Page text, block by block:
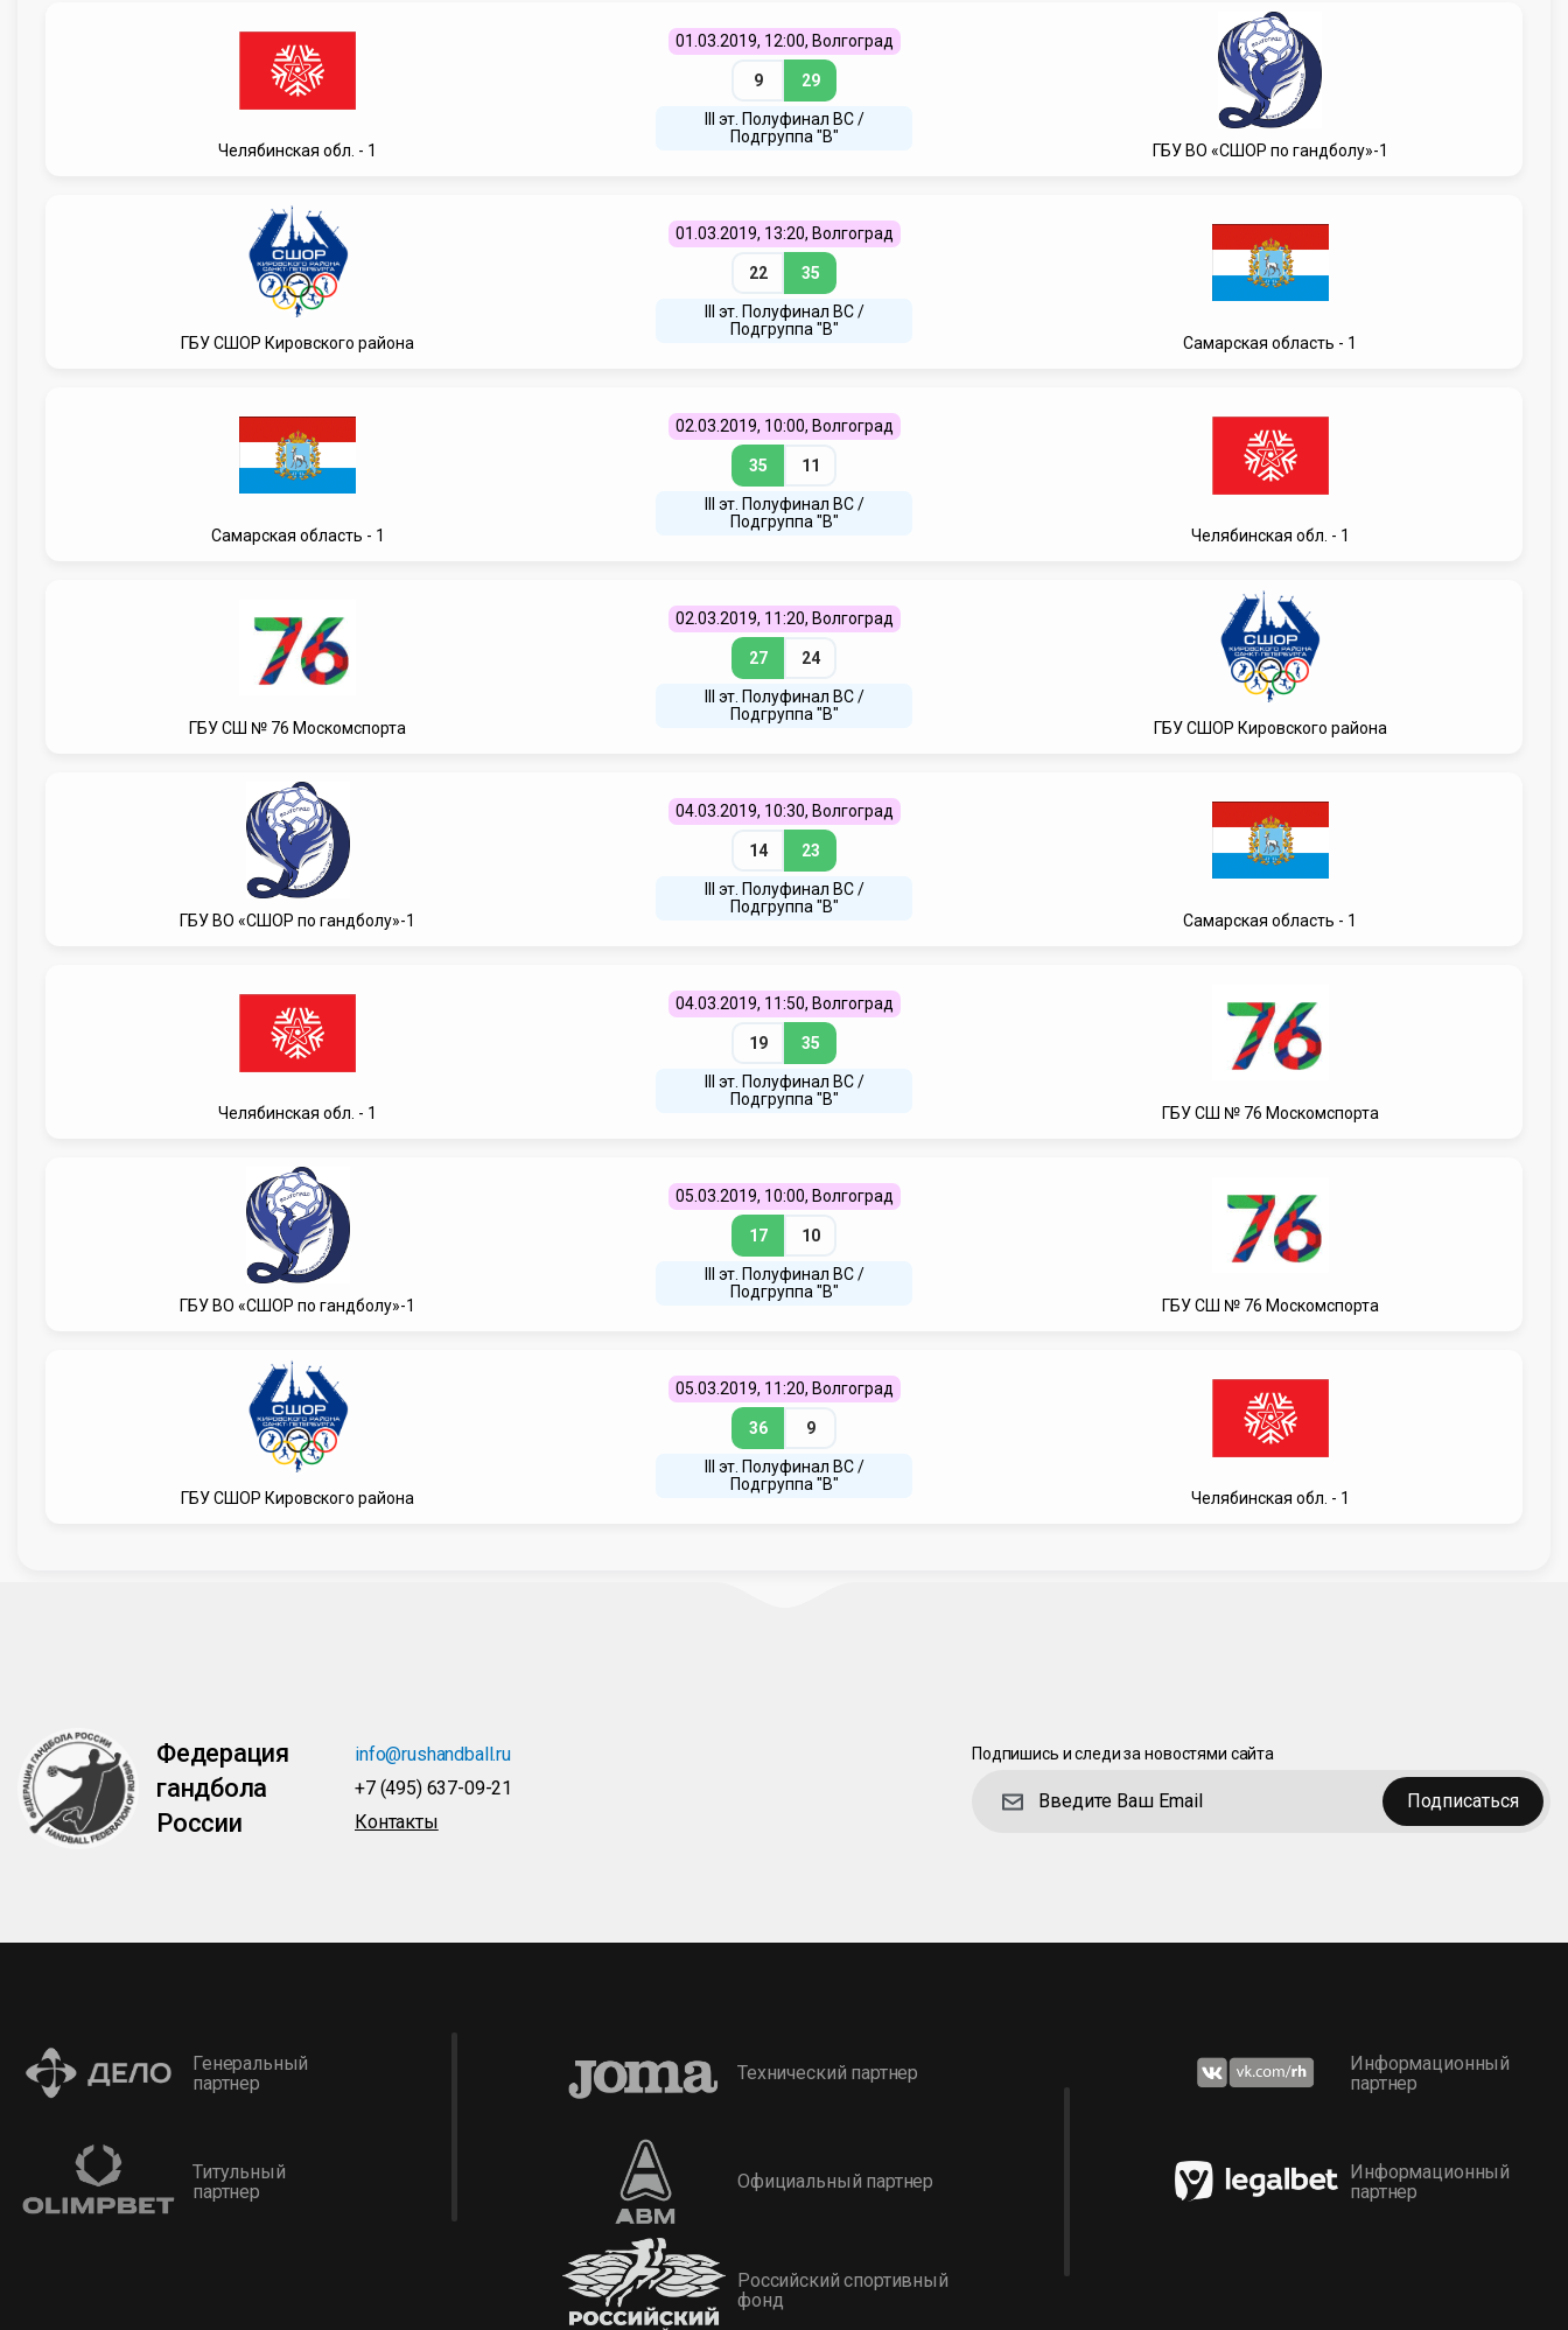
Челябинская обл. - 1
01.03.2019, 12:00, Волгоград
9 29
III эт. Полуфинал ВC /
Подгруппа "В"
ГБУ ВО «СШОР по гандболу»-1
ГБУ СШОР Кировского района
01.03.2019, 13:20, Волгоград
22 35
III эт. Полуфинал ВC /
Подгруппа "В"
Самарская область - 1
Самарская область - 1
02.03.2019, 10:00, Волгоград
35 11
III эт. Полуфинал ВC /
Подгруппа "В"
Челябинская обл. - 1
ГБУ СШ № 76 Москомспорта
02.03.2019, 11:20, Волгоград
27 24
III эт. Полуфинал ВC /
Подгруппа "В"
ГБУ СШОР Кировского района
ГБУ ВО «СШОР по гандболу»-1
04.03.2019, 10:30, Волгоград
14 23
III эт. Полуфинал ВC /
Подгруппа "В"
Самарская область - 1
Челябинская обл. - 1
04.03.2019, 11:50, Волгоград
19 35
III эт. Полуфинал ВC /
Подгруппа "В"
ГБУ СШ № 76 Москомспорта
ГБУ ВО «СШОР по гандболу»-1
05.03.2019, 10:00, Волгоград
17 10
III эт. Полуфинал ВC /
Подгруппа "В"
ГБУ СШ № 76 Москомспорта
ГБУ СШОР Кировского района
05.03.2019, 11:20, Волгоград
36 9
III эт. Полуфинал ВC /
Подгруппа "В"
Челябинская обл. - 1
Федерация
гандбола
России
info@rushandball.ru
+7 (495) 637-09-21
Контакты
Подпишись и следи за новостями сайта
Подписаться
Генеральный
партнер
Титульный
партнер
Технический партнер
Официальный партнер
Российский спортивный
фонд
Информационный
партнер
Информационный
партнер